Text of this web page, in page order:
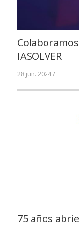
IASOLVER
28 jun. 2024 /
75 años